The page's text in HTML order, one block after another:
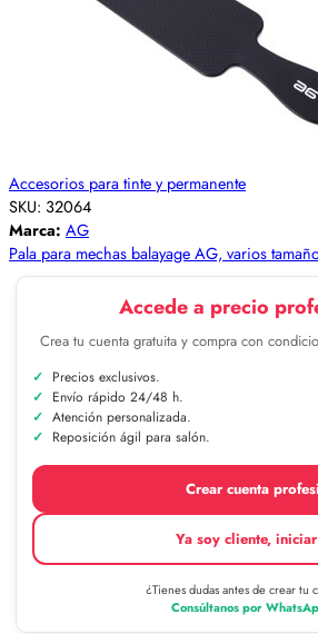
Accesorios para tinte y permanente
SKU: 32064
Marca: AG
Pala para mechas balayage AG, varios
Accede a precio
Crea tu cuenta gratuita y compra con
Precios exclusivos.
Envío rápido 24/48 h.
Atención personalizada.
Reposición ágil para salón.
Crear cuenta
Ya soy cliente,
¿Tienes dudas antes de crear tu
Consúltanos por